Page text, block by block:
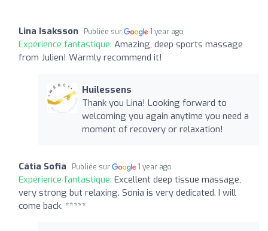
Lina Isaksson Publiée sur 1 year ago
Expérience fantastique: Amazing, deep sports massage
from Julien! Warmly recommend it!
Huilessens
Thank you Lina! Looking forward to
welcoming you again anytime you need a
moment of recovery or relaxation!
Cátia Sofia Publiée sur 1 year ago
Expérience fantastique: Excellent deep tissue massage,
very strong but relaxing. Sonia is very dedicated. I will
come back. *****